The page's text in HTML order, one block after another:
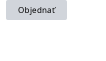
Objednať